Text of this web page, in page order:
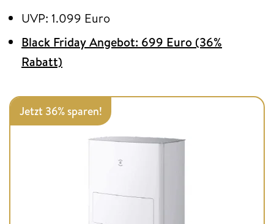
UVP: 1.099 Euro
Black Friday Angebot: 699 Euro (36%
Rabatt)
Jetzt 36% sparen!